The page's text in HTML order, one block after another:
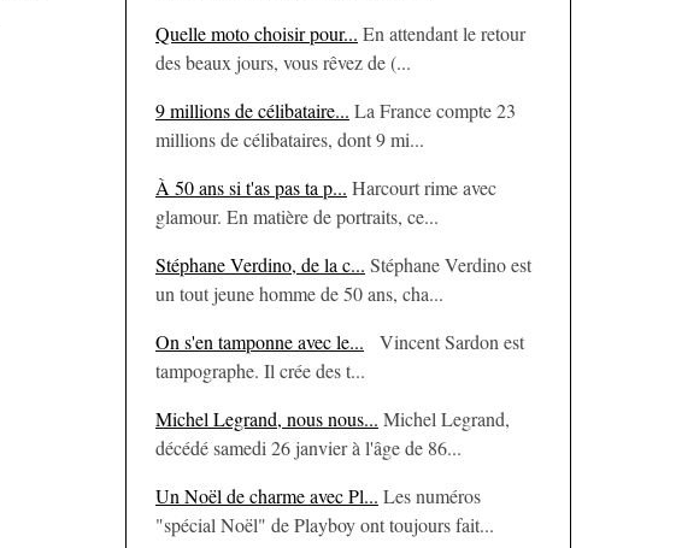
Quelle moto choisir pour... En attendant le retour
des beaux jours, vous rêvez de (...
9 millions de célibataire... La France compte 23
millions de célibataires, dont 9 mi...
À 50 ans si t'as pas ta p... Harcourt rime avec
glamour. En matière de portraits, ce...
Stéphane Verdino, de la c... Stéphane Verdino est
un tout jeune homme de 50 ans, cha...
On s'en tamponne avec le...
Vincent Sardon est
tampographe. Il crée des t...
Michel Legrand, nous nous... Michel Legrand,
décédé samedi 26 janvier à l'âge de 86...
Un Noël de charme avec Pl... Les numéros
"spécial Noël" de Playboy ont toujours fait...